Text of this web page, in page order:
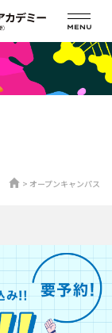
オープンキャンパス